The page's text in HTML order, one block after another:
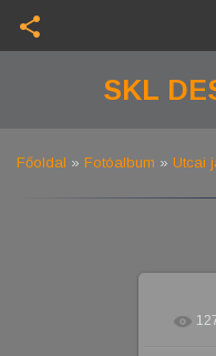
share
SKL
Főoldal » Fotóalbum » Utcai